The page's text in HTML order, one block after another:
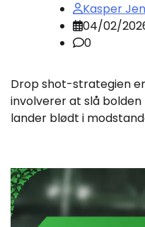
Kasper
04/02/
0
Drop shot-strategien
involverer at slå
lander blødt i